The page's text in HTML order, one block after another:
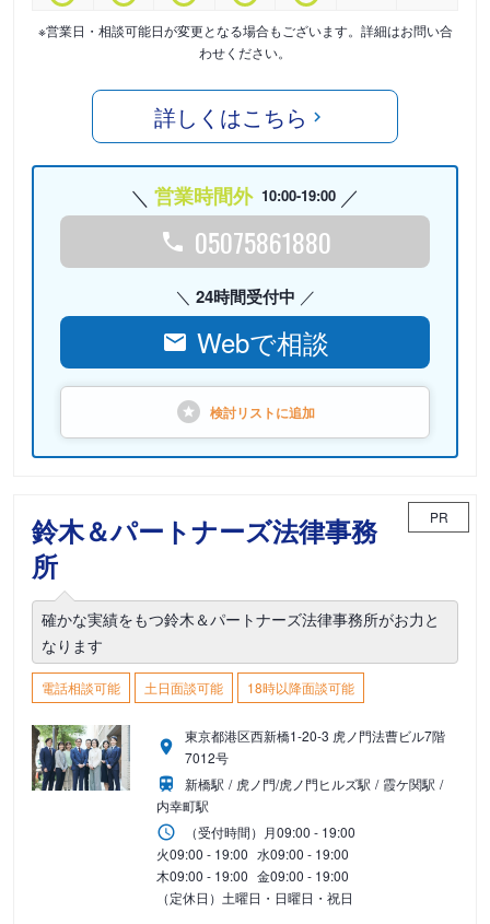
※営業日・相談可能日が変更となる場合もございます。詳細はお問い合
わせください。
詳しくはこちら
営業時間外 10:00-19:00
05075861880
24時間受付中
Webで相談
検討リストに追加
鈴木＆パートナーズ法律事務
所
PR
確かな実績をもつ鈴木＆パートナーズ法律事務所がお力と
なります
電話相談可能 土日面談可能 18時以降面談可能
東京都港区西新橋1-20-3 虎ノ門法曹ビル7階
7012号
新橋駅
虎ノ門/虎ノ門ヒルズ駅
霞ケ関駅
内幸町駅
（受付時間） 月09:00 - 19:00
火09:00 - 19:00 水09:00 - 19:00
木09:00 - 19:00 金09:00 - 19:00
（定休日）土曜日・日曜日・祝日